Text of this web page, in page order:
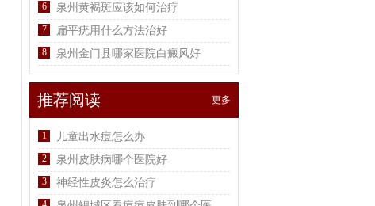
6 泉州黄褐斑应该如何治疗
7 扁平疣用什么方法治好
8 泉州金门县哪家医院白癜风好
推荐阅读 更多
1 儿童出水痘怎么办
2 泉州皮肤病哪个医院好
3 神经性皮炎怎么治疗